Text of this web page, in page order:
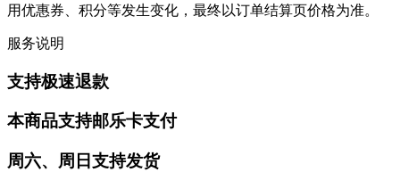
用优惠券、积分等发生变化，最终以订单结算页价格为准。
服务说明
支持极速退款
本商品支持邮乐卡支付
周六、周日支持发货